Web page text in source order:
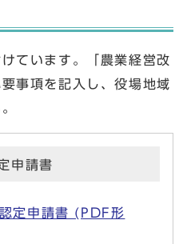
ています。「農業経営改
事項を記入し、役場地域
申請書
定申請書 (PDF形